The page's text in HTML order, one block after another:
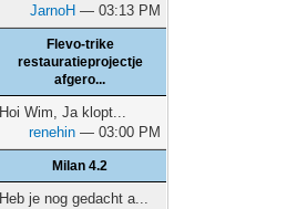
JarnoH — 03:13 PM
Flevo-trike
restauratieprojectje
afgero...
Hoi Wim, Ja klopt...
renehin — 03:00 PM
Milan 4.2
Heb je nog gedacht a...